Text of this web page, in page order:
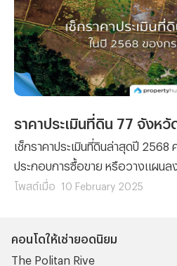
เช็กราคาประเมินที่ดินล่าสุดปี 2568
ประกอบการซื้อขาย หรือวางแผนล
โพสต์เมื่อ 10 February 2025
คอนโดให้เช่ายอดนิยม
The Politan Rive